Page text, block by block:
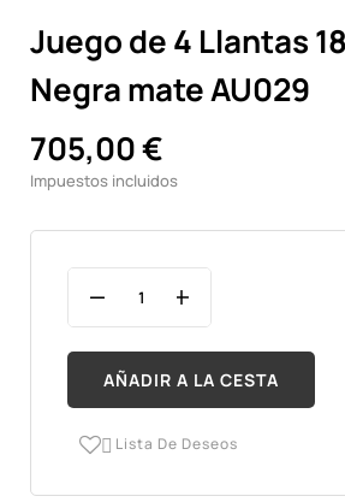
Juego de 4 Llantas
Negra mate AU029
705,00 €
Impuestos incluidos
AÑADIR A LA CESTA
 Lista De Deseos